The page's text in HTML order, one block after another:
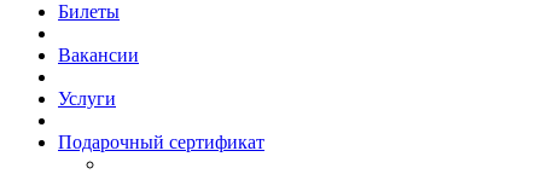
Билеты
Вакансии
Услуги
Подарочный сертификат